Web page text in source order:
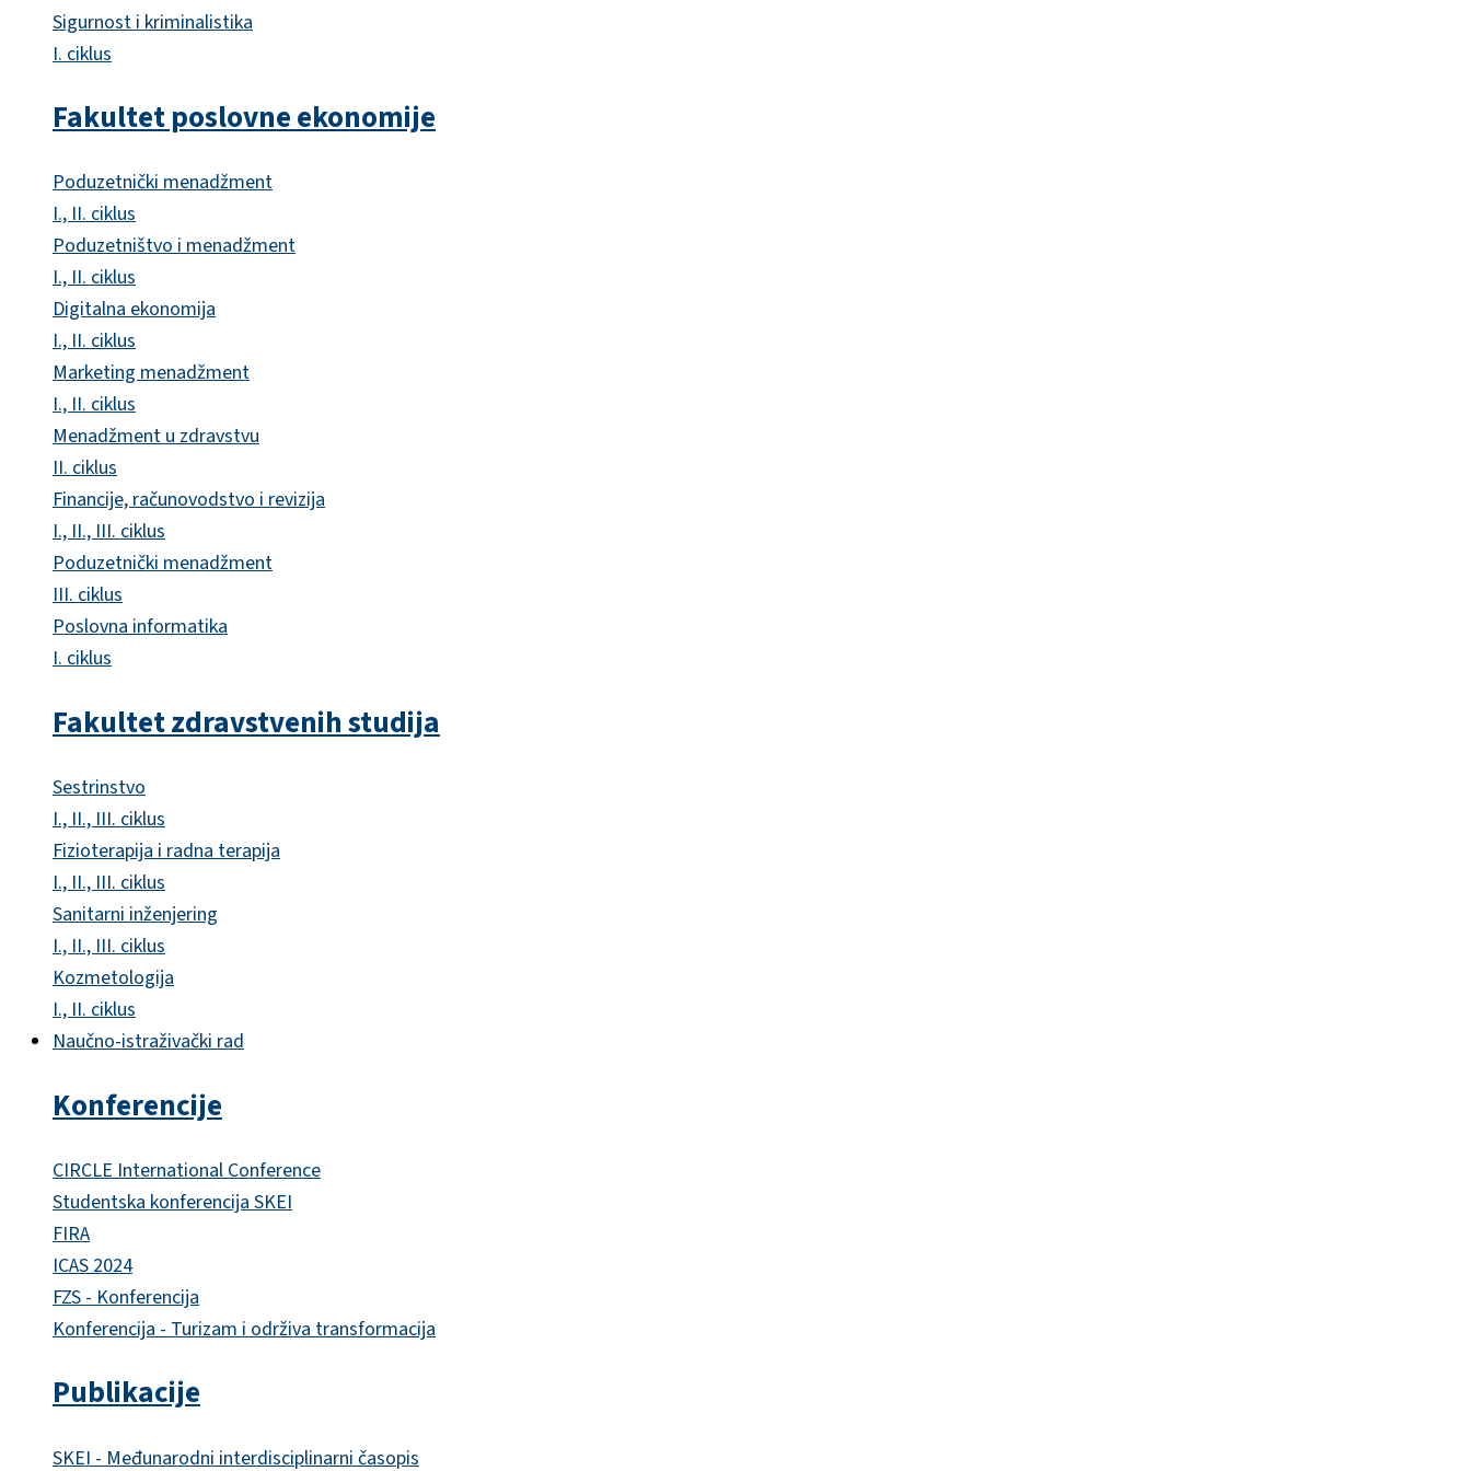
Sigurnost i kriminalistika
I. ciklus
Fakultet poslovne ekonomije
Poduzetnički menadžment
I., II. ciklus
Poduzetništvo i menadžment
I., II. ciklus
Digitalna ekonomija
I., II. ciklus
Marketing menadžment
I., II. ciklus
Menadžment u zdravstvu
II. ciklus
Financije, računovodstvo i revizija
I., II., III. ciklus
Poduzetnički menadžment
III. ciklus
Poslovna informatika
I. ciklus
Fakultet zdravstvenih studija
Sestrinstvo
I., II., III. ciklus
Fizioterapija i radna terapija
I., II., III. ciklus
Sanitarni inženjering
I., II., III. ciklus
Kozmetologija
I., II. ciklus
Naučno-istraživački rad
Konferencije
CIRCLE International Conference
Studentska konferencija SKEI
FIRA
ICAS 2024
FZS - Konferencija
Konferencija - Turizam i održiva transformacija
Publikacije
SKEI - Međunarodni interdisciplinarni časopis